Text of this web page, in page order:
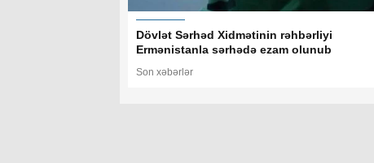
Dövlət Sərhəd Xidmətinin rəhbərliyi
Ermənistanla sərhədə ezam olunub
Son xəbərlər